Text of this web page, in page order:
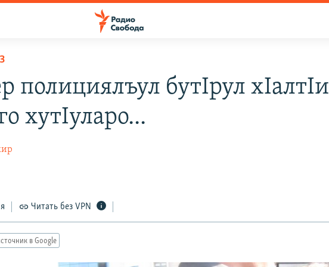
полициялъул бутIрул хIалтIи
хутIуларо...
Читать без VPN
в Google